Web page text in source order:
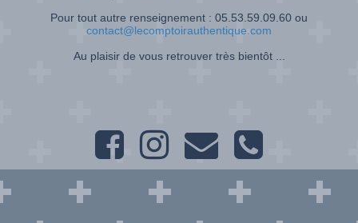
Pour tout autre renseignement : 05.53.59.09.60 ou
contact@lecomptoirauthentique.com
Au plaisir de vous retrouver très bientôt ...